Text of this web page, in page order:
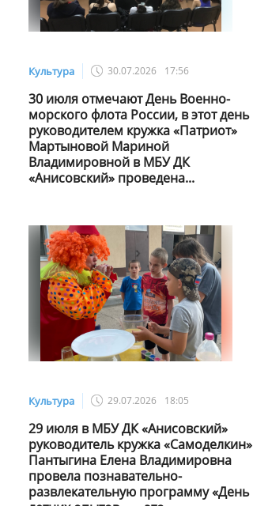
Культура 30.07.2026 17:56
30 июля отмечают День Военно-
морского флота России, в этот день
руководителем кружка «Патриот»
Мартыновой Мариной
Владимировной в МБУ ДК
«Анисовский» проведена...
Культура 29.07.2026 18:05
29 июля в МБУ ДК «Анисовский»
руководитель кружка «Самоделкин»
Пантыгина Елена Владимировна
провела познавательно-
развлекательную программу «День